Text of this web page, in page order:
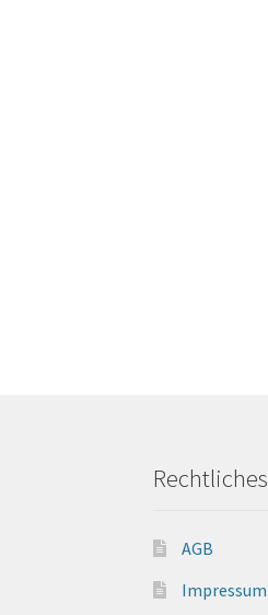
Rechtliches
AGB
Impressum